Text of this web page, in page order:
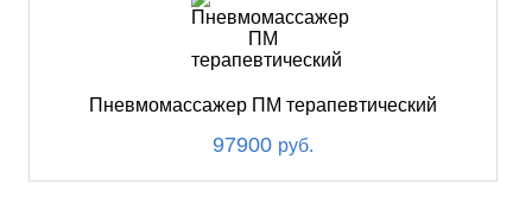
Пневмомассажер ПМ терапевтический
97900 руб.